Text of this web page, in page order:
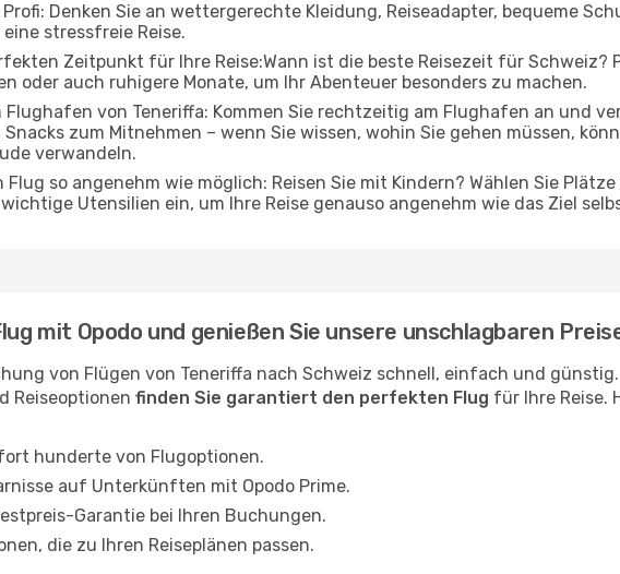
Profi: Denken Sie an wettergerechte Kleidung, Reiseadapter, bequeme
stressfreie Reise.
Zeitpunkt für Ihre Reise:Wann ist die beste Reisezeit für Schweiz?
oder auch ruhigere Monate, um Ihr Abenteuer besonders zu machen.
Flughafen von Teneriffa: Kommen Sie rechtzeitig am Flughafen an und
zum Mitnehmen – wenn Sie wissen, wohin Sie gehen müssen,
verwandeln.
Flug so angenehm wie möglich: Reisen Sie mit Kindern? Wählen Sie
Utensilien ein, um Ihre Reise genauso angenehm wie das Ziel
mit Opodo und genießen Sie unsere unschlagbaren
von Flügen von Teneriffa nach Schweiz schnell, einfach und
Reiseoptionen finden Sie garantiert den perfekten Flug für Ihre Reise.
hunderte von Flugoptionen.
auf Unterkünften mit Opodo Prime.
Garantie bei Ihren Buchungen.
die zu Ihren Reiseplänen passen.